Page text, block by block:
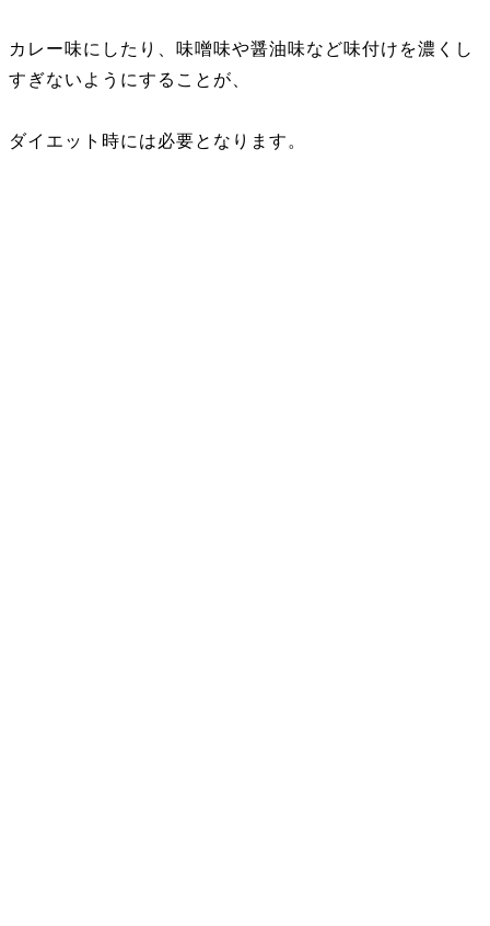
カレー味にしたり、味噌味や醤油味など味付けを濃くし
すぎないようにすることが、
ダイエット時には必要となります。